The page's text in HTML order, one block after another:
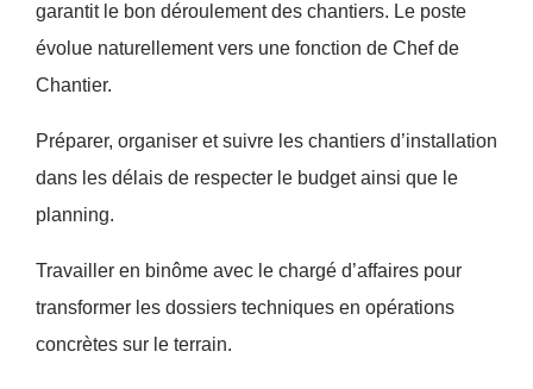
garantit le bon déroulement des chantiers. Le poste
évolue naturellement vers une fonction de Chef de
Chantier.
Préparer, organiser et suivre les chantiers d’installation
dans les délais de respecter le budget ainsi que le
planning.
Travailler en binôme avec le chargé d’affaires pour
transformer les dossiers techniques en opérations
concrètes sur le terrain.